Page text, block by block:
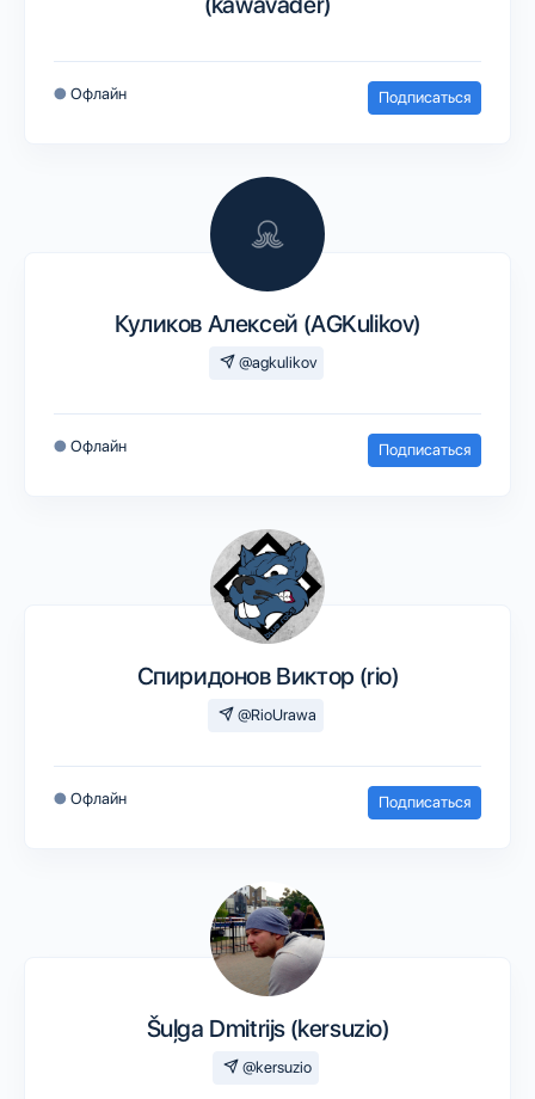
● Офлайн Подписаться
Куликов Алексей (AGKulikov)
@agkulikov
● Офлайн Подписаться
Спиридонов Виктор (rio)
@RioUrawa
● Офлайн Подписаться
Šuļga Dmitrijs (kersuzio)
@kersuzio